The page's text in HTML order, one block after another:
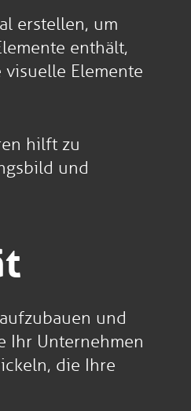
erstellen, um
enthält,
Elemente
hilft zu
und
und
Ihr Unternehmen
die Ihre